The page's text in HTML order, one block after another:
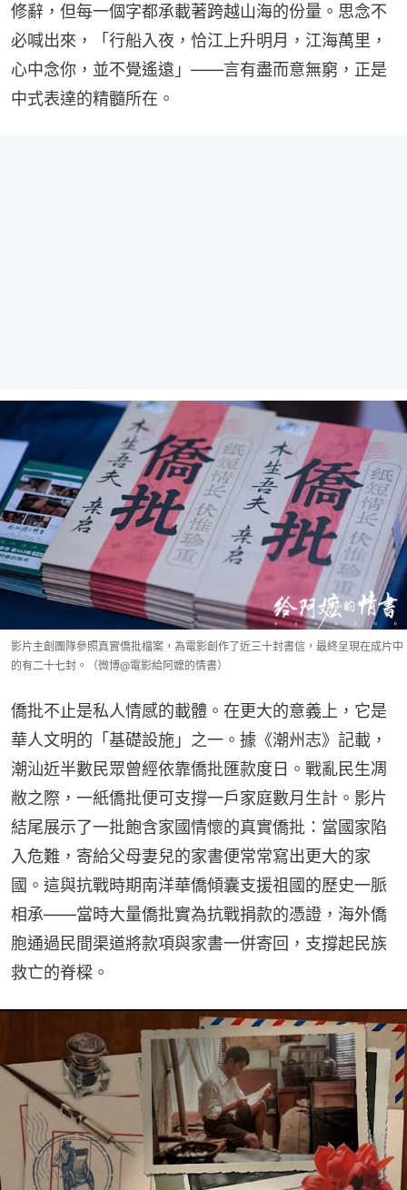
修辭，但每一個字都承載著跨越山海的份量。思念不
必喊出來，「行船入夜，恰江上升明月，江海萬里，
心中念你，並不覺遙遠」——言有盡而意無窮，正是
中式表達的精髓所在。
影片主創團隊參照真實僑批檔案，為電影創作了近三十封書信，最終呈現在成片中
的有二十七封。（微博@電影給阿嬤的情書）
僑批不止是私人情感的載體。在更大的意義上，它是
華人文明的「基礎設施」之一。據《潮州志》記載，
潮汕近半數民眾曾經依靠僑批匯款度日。戰亂民生凋
敝之際，一紙僑批便可支撐一戶家庭數月生計。影片
結尾展示了一批飽含家國情懷的真實僑批：當國家陷
入危難，寄給父母妻兒的家書便常常寫出更大的家
國。這與抗戰時期南洋華僑傾囊支援祖國的歷史一脈
相承——當時大量僑批實為抗戰捐款的憑證，海外僑
胞通過民間渠道將款項與家書一併寄回，支撐起民族
救亡的脊樑。